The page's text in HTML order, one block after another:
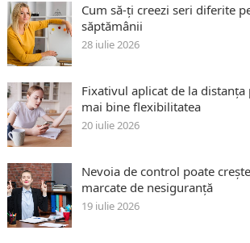
Cum să-ți creezi seri diferite
săptămânii
28 iulie 2026
Fixativul aplicat de la
mai bine flexibilitatea
20 iulie 2026
Nevoia de control poate
marcate de nesiguranță
19 iulie 2026